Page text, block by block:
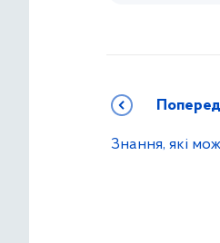
Знання, які